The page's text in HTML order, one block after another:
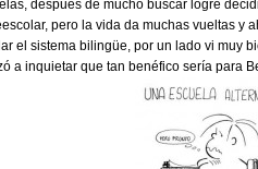
después de mucho buscar logré
pero la vida da muchas vueltas y
el sistema bilingüe, por un lado vi muy
a inquietar que tan benéfico sería para